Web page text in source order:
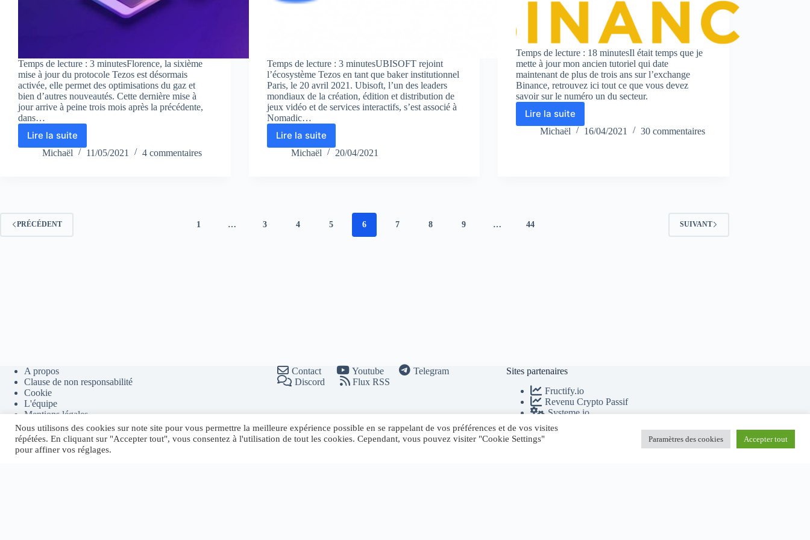
Temps de lecture : 3 minutesFlorence, la sixième
mise à jour du protocole Tezos est désormais
activée, elle permet des optimisations du gaz et
bien d’autres nouveautés. Cette dernière mise à
jour arrive à peine trois mois après la précédente,
dans…
Lire la suite
Florence,
la
protocole
Michaël 11/05/2021 4 commentaires
Temps de lecture : 3 minutesUBISOFT rejoint
l’écosystème Tezos en tant que baker institutionnel
Paris, le 20 avril 2021. Ubisoft, l’un des leaders
mondiaux de la création, édition et distribution de
jeux vidéo et de services interactifs, s’est associé à
Nomadic…
Lire la suite
Ubisoft
rejoint
Michaël 20/04/2021
Temps de lecture : 18 minutesIl était temps que je
mette à jour mon ancien tutoriel qui date
maintenant de plus de trois ans sur l’exchange
Binance, retrouvez ici tout ce que vous devez
savoir sur le numéro un du secteur.
Lire la suite
Comment
utiliser
Michaël 16/04/2021 30 commentaires
PRÉCÉDENT 1 … 3 4 5 6 7 8 9 … 44 SUIVANT
A propos
Clause de non responsabilité
Cookie
L'équipe
Mentions légales
Outils et ressources
Politique de confidentialité
Presse
Contact Youtube
Telegram
Discord
Flux RSS
Sites partenaires
Fructify.io
Revenu Crypto Passif
Systeme.io
MichaelRevel.com
Copyright © 2026 - Thème WordPress par
Nous utilisons des cookies sur note site pour vous permettre la meilleure expérience possible en se rappelant de vos préférences et de vos visites
répétées. En cliquant sur "Accepter tout", vous consentez à l'utilisation de tout les cookies. Cependant, vous pouvez visiter "Cookie Settings"
pour affiner vos réglages.
Paramètres des cookies Accepter tout